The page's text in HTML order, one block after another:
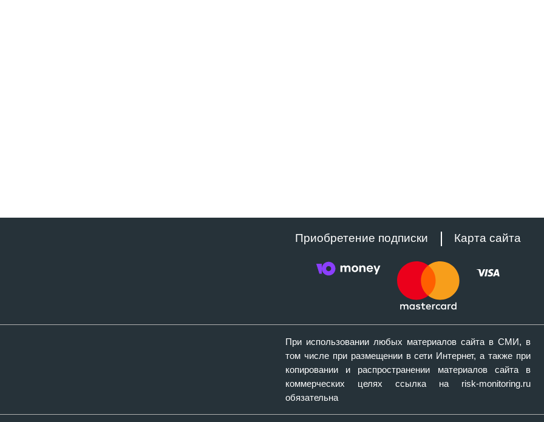
Приобретение подписки Карта сайта
При использовании любых материалов сайта в СМИ, в
том числе при размещении в сети Интернет, а также при
копировании и распространении материалов сайта в
коммерческих целях ссылка на risk-monitoring.ru
обязательна